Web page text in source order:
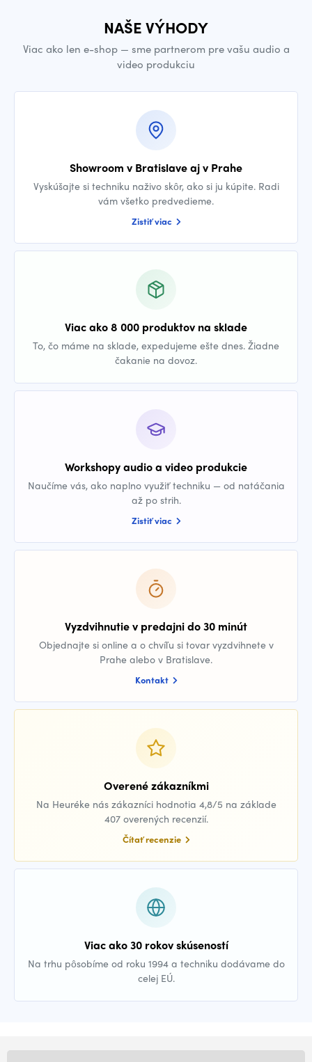
NAŠE VÝHODY
Viac ako len e-shop — sme partnerom pre vašu audio a
video produkciu
Showroom v Bratislave aj v Prahe
Vyskúšajte si techniku naživo skôr, ako si ju kúpite. Radi
vám všetko predvedieme.
Zistiť viac
Viac ako 8 000 produktov na sklade
To, čo máme na sklade, expedujeme ešte dnes. Žiadne
čakanie na dovoz.
Workshopy audio a video produkcie
Naučíme vás, ako naplno využiť techniku — od natáčania
až po strih.
Zistiť viac
Vyzdvihnutie v predajni do 30 minút
Objednajte si online a o chvíľu si tovar vyzdvihnete v
Prahe alebo v Bratislave.
Kontakt
Overené zákazníkmi
Na Heuréke nás zákazníci hodnotia 4,8/5 na základe
407 overených recenzií.
Čítať recenzie
Viac ako 30 rokov skúseností
Na trhu pôsobíme od roku 1994 a techniku dodávame do
celej EÚ.